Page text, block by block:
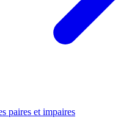
paires et impaires